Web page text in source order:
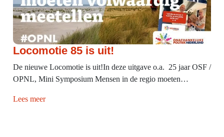
Locomotie 85 is uit!
De nieuwe Locomotie is uit!In deze uitgave o.a. 25 jaar OSF /
OPNL, Mini Symposium Mensen in de regio moeten…
Lees meer